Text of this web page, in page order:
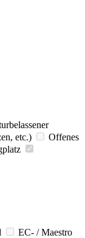
etc.)
Offenes
EC- / Maestro